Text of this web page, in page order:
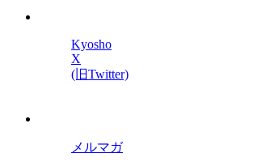
Kyosho
X
(旧Twitter)
メルマガ